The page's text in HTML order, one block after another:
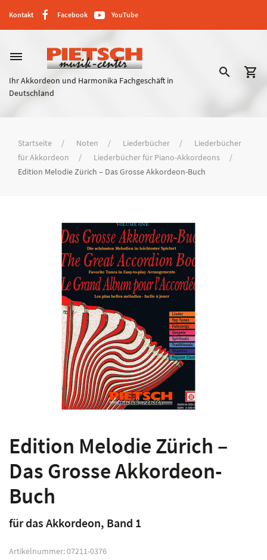
Kontakt Facebook YouTube
dehaze
Ihr Akkordeon und Harmonika Fachgeschäft in
Deutschland
search shopping_cart
Startseite Noten Liederbücher
Liederbücher
für Akkordeon
Liederbücher für Piano-Akkordeons
Edition Melodie Zürich – Das Grosse Akkordeon-Buch
Edition Melodie Zürich –
Das Grosse Akkordeon-
Buch
für das Akkordeon, Band 1
Artikelnummer:07211-0376